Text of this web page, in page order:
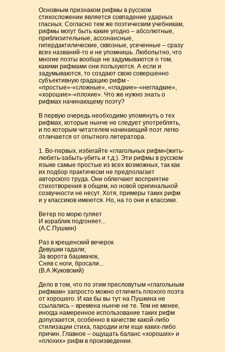
Основным признаком рифмы в русском
стихосложении является совпадение ударных
гласных. Согласно тем же поэтическим учебникам,
рифмы могут быть какие угодно – абсолютные,
приблизительные, ассонансные,
гипердактилические, сквозные, усеченные – сразу
всех названий-то и не упомнишь. Любопытно, что
многие поэты вообще не задумываются о том,
какими рифмами они пользуются. А если и
задумываются, то создают свою совершенно
субъективную градацию рифм -
«простые»-«сложные», «гладкие»-«негладкие»,
«хорошие»-«плохие». Что же нужно знать о
рифмах начинающему поэту?
В первую очередь необходимо упомянуть о тех
рифмах, которые нынче не следует употреблять,
и по которым читателем начинающий поэт легко
отличается от опытного литератора.
1. Во-первых, избегайте «глагольных рифм»(жить-
любить-забыть-убить и т.д.). Эти рифмы в русском
языке самые простые из всех возможных, так как
их подбор практически не предполагает
авторского труда. Они облегчают восприятие
стихотворения в общем, но новой оригинальной
созвучности не несут. Хотя, примеры таких рифм
и у классиков имеются. Но, на то они и классики.
Ветер по морю гуляет
И кораблик подгоняет...
(А.С.Пушкин)
Раз в крещенский вечерок
Девушки гадали;
За ворота башмачок,
Сняв с ноги, бросали...
(В.А Жуковский)
Дело в том, что по этим пресловутым «глагольным
рифмам» запросто можно отличить плохого поэта
от хорошего. И как бы вы тут на Пушкина не
ссылались – времена нынче не те. Тем не менее,
иногда намеренное использование таких рифм
допускается, особенно в качестве какой-либо
стилизации стиха, пародии или еще каких-либо
причин. Главное – ощущать баланс «хороших» и
«плохих» рифм в произведении.